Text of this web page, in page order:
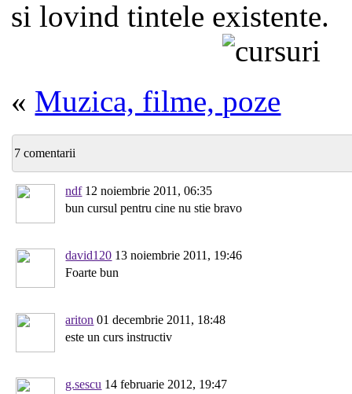
si lovind tintele existente.
« Muzica, filme, poze
7 comentarii
ndf12 noiembrie 2011, 06:35
bun cursul pentru cine nu stie bravo
david120 13 noiembrie 2011, 19:46
Foarte bun
ariton 01 decembrie 2011, 18:48
este un curs instructiv
g.sescu 14 februarie 2012, 19:47